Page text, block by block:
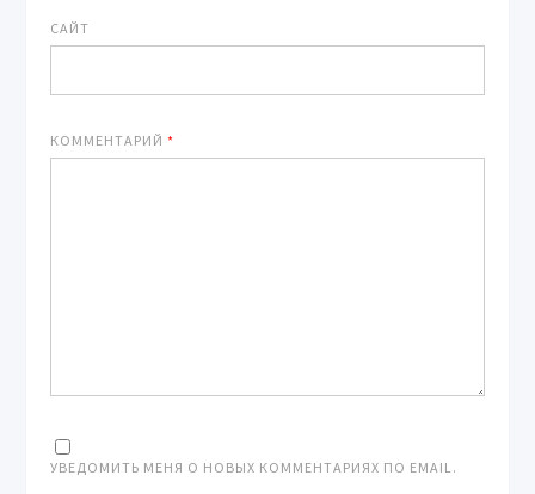
САЙТ
КОММЕНТАРИЙ*
УВЕДОМИТЬ МЕНЯ О НОВЫХ КОММЕНТАРИЯХ ПО EMAIL.